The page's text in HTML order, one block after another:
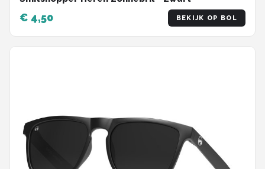
€ 4,50 BEKIJK OP BOL